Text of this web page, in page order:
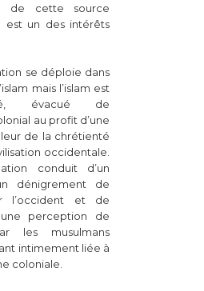
de cette source
est un des intérêts
se déploie dans
mais l’islam est
évacué de
au profit d’une
de la chrétienté
occidentale.
conduit d’un
dénigrement de
l’occident et de
perception de
les musulmans
intimement liée à
coloniale.